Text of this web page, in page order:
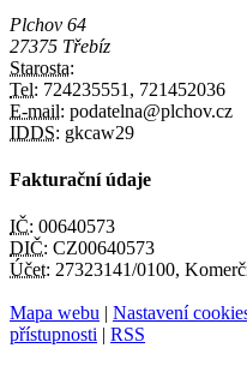
Plchov 64
27375 Třebíz
Starosta:
Tel: 724235551, 721452036
E-mail: podatelna@plchov.cz
IDDS: gkcaw29
Fakturační údaje
IČ: 00640573
DIČ: CZ00640573
Účet: 27323141/0100,
Mapa webu | Nastavení
přístupnosti | RSS